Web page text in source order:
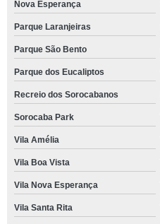
Nova Esperança
Parque Laranjeiras
Parque São Bento
Parque dos Eucaliptos
Recreio dos Sorocabanos
Sorocaba Park
Vila Amélia
Vila Boa Vista
Vila Nova Esperança
Vila Santa Rita